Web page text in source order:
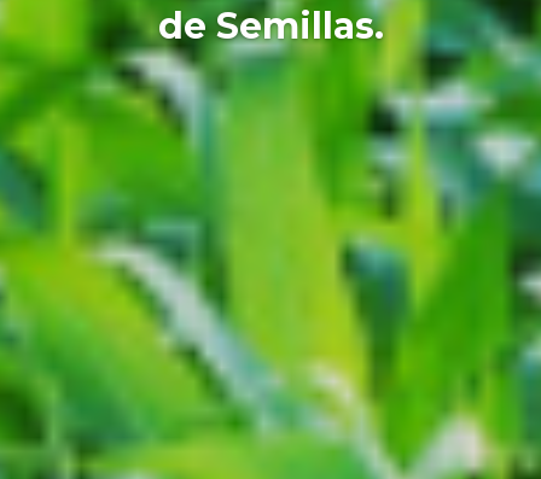
de Semillas.